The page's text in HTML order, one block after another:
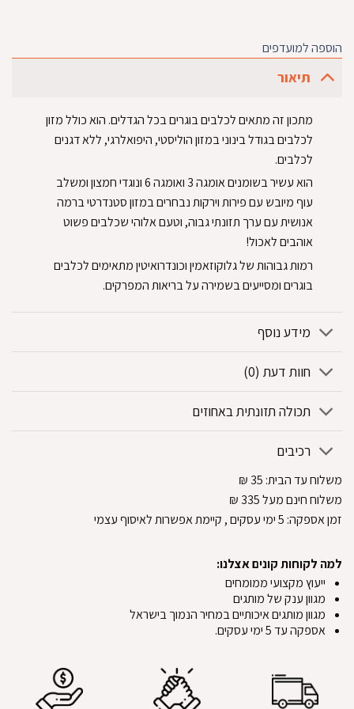
הוספה למועדפים
תיאור
‏מתכון זה מתאים לכלבים בוגרים בכל הגדלים. הוא כולל מזון
לכלבים בגודל בינוני במזון הוליסטי, היפואלרגי, ללא דגנים
לכלבים.‏
‏הוא עשיר בשומנים אומגה 3 ואומגה 6 ונוגדי חמצון ומשלב
עוף מיובש עם פירות וירקות נבחרים במזון סטנדרטי ברמה
אנושית עם ערך תזונתי גבוה, וטעם אלוהי שכלבים פשוט
אוהבים לאכול!‏
‏רמות גבוהות של גלוקוזאמין וכונדרואיטין מתאימים לכלבים
בוגרים ומסייעים בשמירה על בריאות המפרקים.‏
מידע נוסף
חוות דעת (0)
תכולה תזונתית באחוזים
רכיבים
משלוח עד הבית:
₪
משלוח חינם מעל 335
₪
זמן אספקה: 5ימי עסקים, קיימת אפשרות לאיסוף עצמי
למה לקוחות קונים אצלנו:
ייעוץ מקצועי ממומחים
מגוון ענק של מותגים
מגוון מותגים איכותיים במחיר הנמוך בישראל
אספקה עד 5 ימי עסקים.